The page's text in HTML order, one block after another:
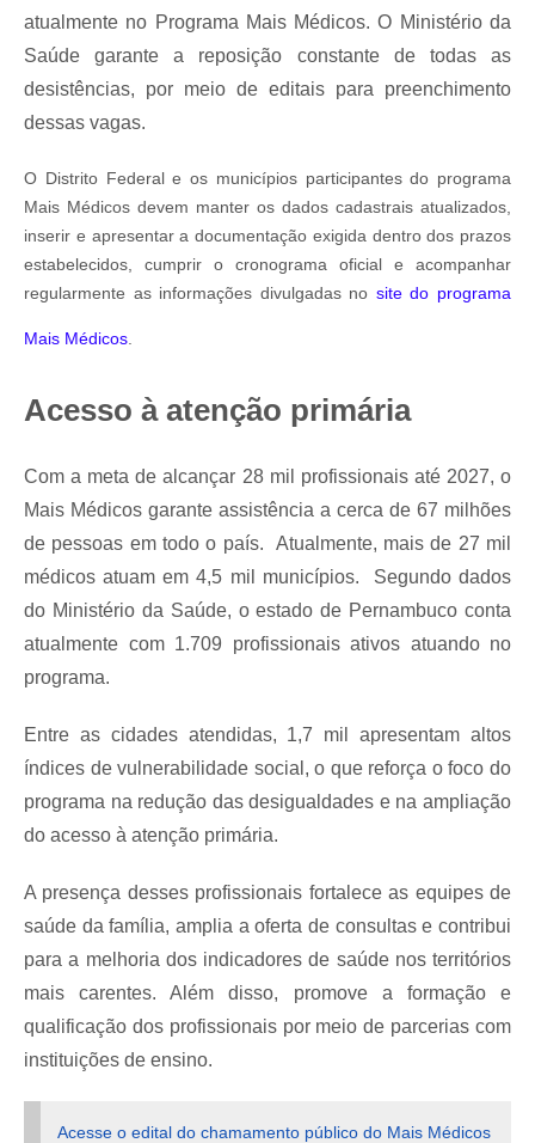
atualmente no Programa Mais Médicos. O Ministério da
Saúde garante a reposição constante de todas as
desistências, por meio de editais para preenchimento
dessas vagas.
O Distrito Federal e os municípios participantes do programa
Mais Médicos devem manter os dados cadastrais atualizados,
inserir e apresentar a documentação exigida dentro dos prazos
estabelecidos, cumprir o cronograma oficial e acompanhar
regularmente as informações divulgadas no site do programa
Mais Médicos
Acesso à atenção primária
Com a meta de alcançar 28 mil profissionais até 2027, o
Mais Médicos garante assistência a cerca de 67 milhões
de pessoas em todo o país. Atualmente, mais de 27 mil
médicos atuam em 4,5 mil municípios. Segundo dados
do Ministério da Saúde, o estado de Pernambuco conta
atualmente com 1.709 profissionais ativos atuando no
programa.
Entre as cidades atendidas, 1,7 mil apresentam altos
índices de vulnerabilidade social, o que reforça o foco do
programa na redução das desigualdades e na ampliação
do acesso à atenção primária.
A presença desses profissionais fortalece as equipes de
saúde da família, amplia a oferta de consultas e contribui
para a melhoria dos indicadores de saúde nos territórios
mais carentes. Além disso, promove a formação e
qualificação dos profissionais por meio de parcerias com
instituições de ensino.
Acesse o edital do chamamento público do Mais Médicos